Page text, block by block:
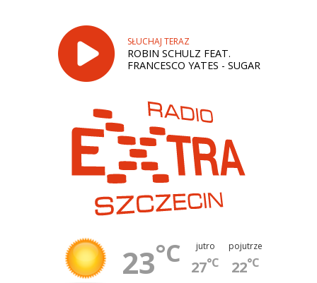
SŁUCHAJ TERAZ
ROBIN SCHULZ FEAT.
FRANCESCO YATES - SUGAR
23°C jutro
27°C
pojutrze
22°C